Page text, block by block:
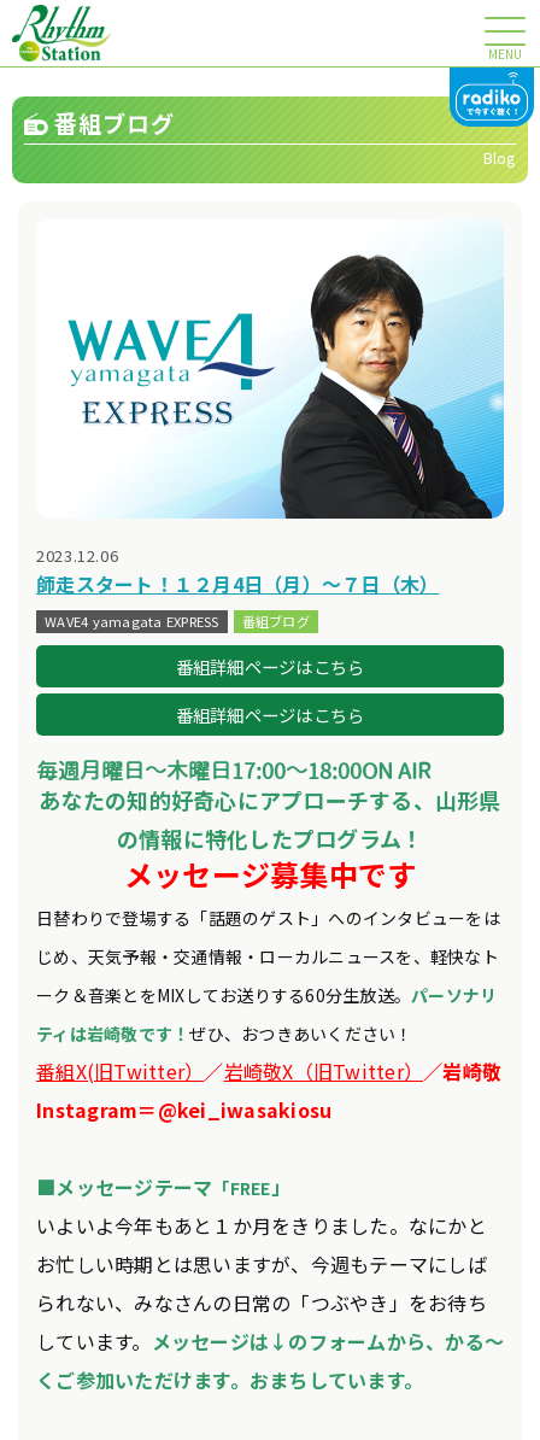
MENU
番組ブログ
Blog
2023.12.06
師走スタート！１２月4日（月）～７日（木）
WAVE4 yamagata EXPRESS 番組ブログ
番組詳細ページはこちら
番組詳細ページはこちら
毎週月曜日～木曜日17:00～18:00ON AIR
あなたの知的好奇心にアプローチする、山形県
の情報に特化したプログラム！
メッセージ募集中です
日替わりで登場する「話題のゲスト」へのインタビューをは
じめ、天気予報・交通情報・ローカルニュースを、軽快なト
ーク＆音楽とをMIXしてお送りする60分生放送。 パーソナリ
ティは岩崎敬です！ぜひ、おつきあいください！
番組X(旧Twitter） ／岩崎敬X（旧Twitter） ／岩崎敬
Instagram＝@kei_iwasakiosu
■メッセージテーマ 「FREE 」
いよいよ今年もあと１か月をきりました。なにかと
お忙しい時期とは思いますが、今週もテーマにしば
られない、みなさんの日常の「つぶやき」をお待ち
しています。 メッセージは↓のフォームから、かる～
くご参加いただけます。おまちしています。